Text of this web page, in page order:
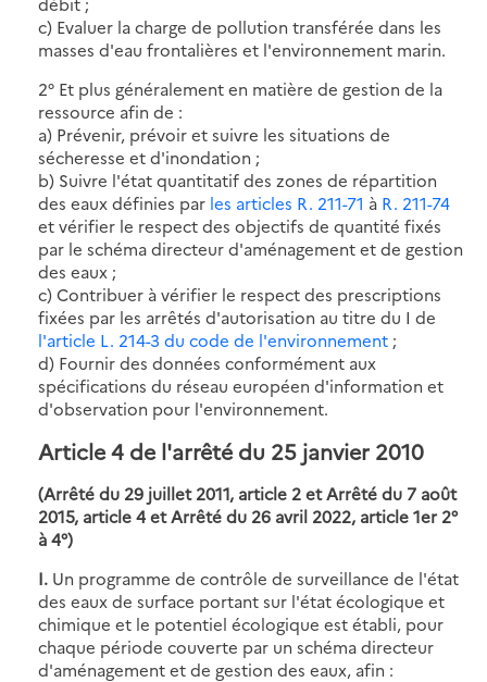
c) Evaluer la charge de pollution transférée dans les
masses d'eau frontalières et l'environnement marin.
2° Et plus généralement en matière de gestion de la
ressource afin de :
a) Prévenir, prévoir et suivre les situations de
sécheresse et d'inondation ;
b) Suivre l'état quantitatif des zones de répartition
des eaux définies par les articles R. 211-71 à R. 211-74
et vérifier le respect des objectifs de quantité fixés
par le schéma directeur d'aménagement et de gestion
des eaux ;
c) Contribuer à vérifier le respect des prescriptions
fixées par les arrêtés d'autorisation au titre du I de
l'article L. 214-3 du code de l'environnement ;
d) Fournir des données conformément aux
spécifications du réseau européen d'information et
d'observation pour l'environnement.
Article 4 de l'arrêté du 25 janvier 2010
(Arrêté du 29 juillet 2011, article 2 et Arrêté du 7 août
2015, article 4 et Arrêté du 26 avril 2022, article 1er 2°
à 4°)
I. Un programme de contrôle de surveillance de l'état
des eaux de surface portant sur l'état écologique et
chimique et le potentiel écologique est établi, pour
chaque période couverte par un schéma directeur
d'aménagement et de gestion des eaux, afin :